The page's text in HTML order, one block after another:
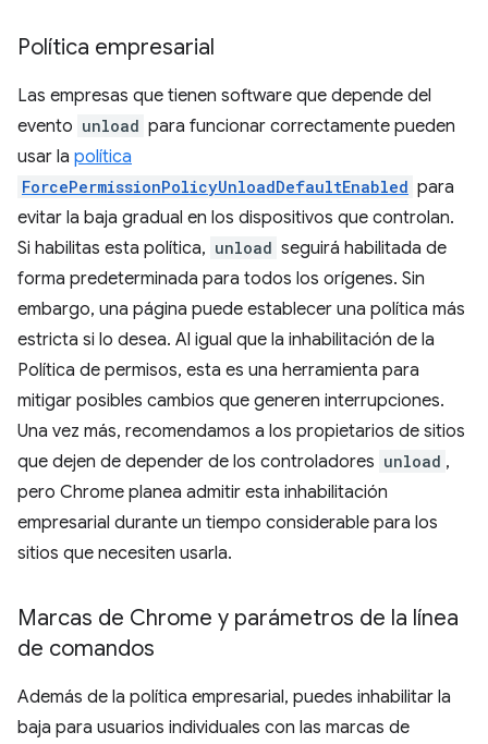
Política empresarial
Las empresas que tienen software que depende del
evento unload para funcionar correctamente pueden
usar la política
ForcePermissionPolicyUnloadDefaultEnabled para
evitar la baja gradual en los dispositivos que controlan.
Si habilitas esta política, unload seguirá habilitada de
forma predeterminada para todos los orígenes. Sin
embargo, una página puede establecer una política más
estricta si lo desea. Al igual que la inhabilitación de la
Política de permisos, esta es una herramienta para
mitigar posibles cambios que generen interrupciones.
Una vez más, recomendamos a los propietarios de sitios
que dejen de depender de los controladores unload ,
pero Chrome planea admitir esta inhabilitación
empresarial durante un tiempo considerable para los
sitios que necesiten usarla.
Marcas de Chrome y parámetros de la línea
de comandos
Además de la política empresarial, puedes inhabilitar la
baja para usuarios individuales con las marcas de